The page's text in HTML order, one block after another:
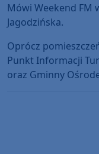
Mówi Weekend FM
Jagodzińska.
Oprócz
Punkt Informacji
oraz Gminny